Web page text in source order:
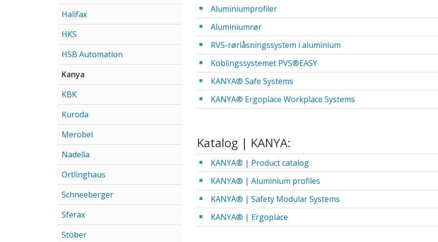
Halifax
HKS
HSB Automation
Kanya
KBK
Kuroda
Merobel
Nadella
Ortlinghaus
Schneeberger
Sferax
Stöber
Aluminiumprofiler
Aluminiumrør
RVS-rørlåsningssystem i aluminium
Koblingssystemet PVS®EASY
KANYA® Safe Systems
KANYA® Ergoplace Workplace Systems
Katalog | KANYA:
KANYA® | Product catalog
KANYA® | Aluminium profiles
KANYA® | Safety Modular Systems
KANYA® | Ergoplace